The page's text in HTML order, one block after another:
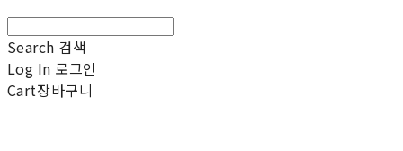
Search 검색
Log In 로그인
Cart장바구니